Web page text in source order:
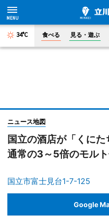
34°C 食べる 見る・遊ぶ
ニュース地図
国立の酒店が「くに
通常の3～5倍のモル
国立市富士見台1-7-125
Google